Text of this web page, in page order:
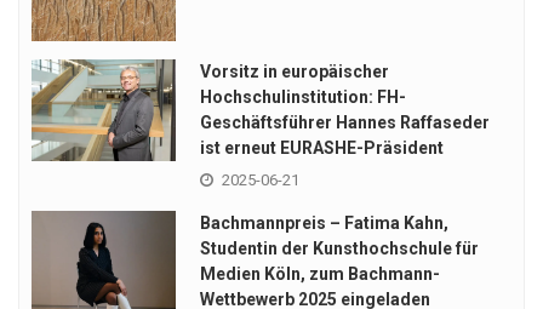
Vorsitz in europäischer
Hochschulinstitution: FH-
Geschäftsführer Hannes Raffaseder
ist erneut EURASHE-Präsident
2025-06-21
Bachmannpreis – Fatima Kahn,
Studentin der Kunsthochschule für
Medien Köln, zum Bachmann-
Wettbewerb 2025 eingeladen